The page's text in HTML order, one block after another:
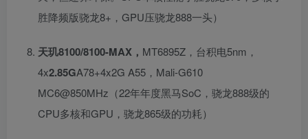
胜降频版骁龙8+，GPU压骁龙888一头）
天玑8100/8100-MAX， MT6895Z，台积电5nm，
4x2.85GA78+4x2G A55，Mali-G610
MC6@850MHz（22年年度黑马SoC，骁龙888级的
CPU多核和GPU，骁龙865级的功耗）